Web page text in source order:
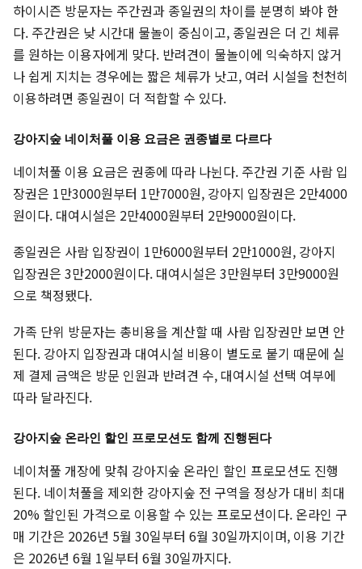
하이시즌 방문자는 주간권과 종일권의 차이를 분명히 봐야 한
다. 주간권은 낮 시간대 물놀이 중심이고, 종일권은 더 긴 체류
를 원하는 이용자에게 맞다. 반려견이 물놀이에 익숙하지 않거
나 쉽게 지치는 경우에는 짧은 체류가 낫고, 여러 시설을 천천히
이용하려면 종일권이 더 적합할 수 있다.
강아지숲 네이처풀 이용 요금은 권종별로 다르다
네이처풀 이용 요금은 권종에 따라 나뉜다. 주간권 기준 사람 입
장권은 1만3000원부터 1만7000원, 강아지 입장권은 2만4000
원이다. 대여시설은 2만4000원부터 2만9000원이다.
종일권은 사람 입장권이 1만6000원부터 2만1000원, 강아지
입장권은 3만2000원이다. 대여시설은 3만원부터 3만9000원
으로 책정됐다.
가족 단위 방문자는 총비용을 계산할 때 사람 입장권만 보면 안
된다. 강아지 입장권과 대여시설 비용이 별도로 붙기 때문에 실
제 결제 금액은 방문 인원과 반려견 수, 대여시설 선택 여부에
따라 달라진다.
강아지숲 온라인 할인 프로모션도 함께 진행된다
네이처풀 개장에 맞춰 강아지숲 온라인 할인 프로모션도 진행
된다. 네이처풀을 제외한 강아지숲 전 구역을 정상가 대비 최대
20% 할인된 가격으로 이용할 수 있는 프로모션이다. 온라인 구
매 기간은 2026년 5월 30일부터 6월 30일까지이며, 이용 기간
은 2026년 6월 1일부터 6월 30일까지다.